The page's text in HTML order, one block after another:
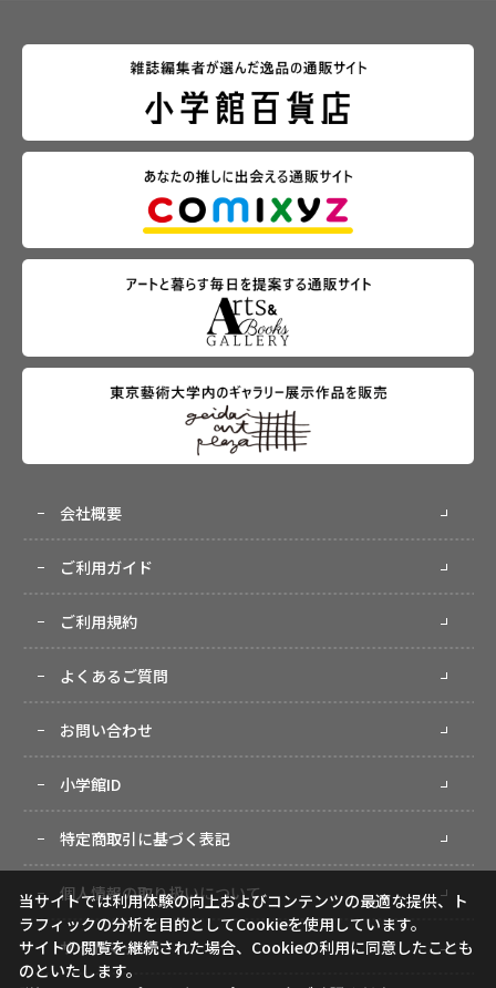
会社概要
ご利用ガイド
ご利用規約
よくあるご質問
お問い合わせ
小学館ID
特定商取引に基づく表記
個人情報の取り扱いについて
サイトマップ
当サイトでは利用体験の向上およびコンテンツの最適な提供、ト
ラフィックの分析を目的としてCookieを使用しています。
サイトの閲覧を継続された場合、Cookieの利用に同意したことも
のといたします。